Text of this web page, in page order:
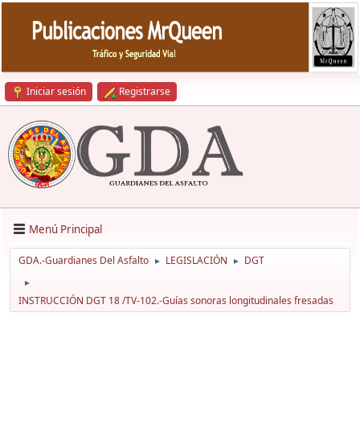
Iniciar sesión Registrarse
Menú Principal
GDA.-Guardianes Del Asfalto ► LEGISLACIÓN ► DGT
►
INSTRUCCIÓN DGT 18 /TV-102.-Guías sonoras longitudinales fresadas